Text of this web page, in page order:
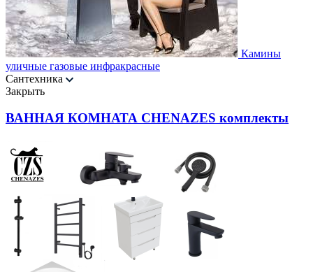
Камины
уличные газовые инфракрасные
Сантехника
Закрыть
ВАННАЯ КОМНАТА CHENAZES комплекты